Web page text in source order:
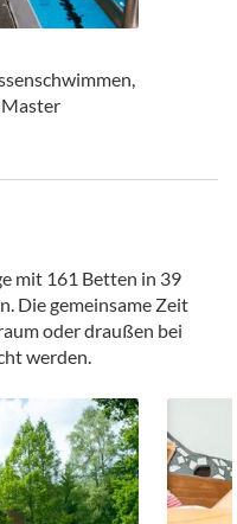
Master
mit 161 Betten in 39
Die gemeinsame Zeit
oder draußen bei
werden.